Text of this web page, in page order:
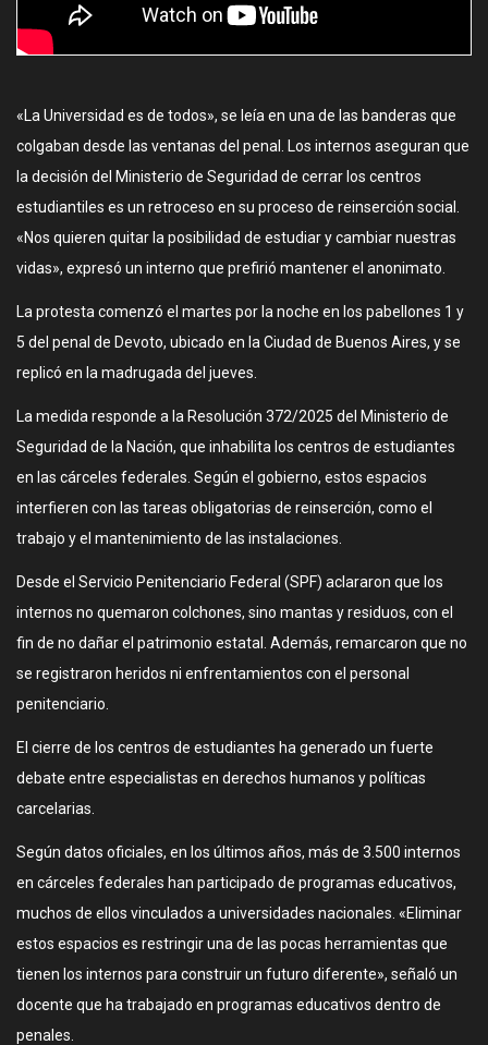
«La Universidad es de todos», se leía en una de las banderas que
colgaban desde las ventanas del penal. Los internos aseguran que
la decisión del Ministerio de Seguridad de cerrar los centros
estudiantiles es un retroceso en su proceso de reinserción social.
«Nos quieren quitar la posibilidad de estudiar y cambiar nuestras
vidas», expresó un interno que prefirió mantener el anonimato.
La protesta comenzó el martes por la noche en los pabellones 1 y
5 del penal de Devoto, ubicado en la Ciudad de Buenos Aires, y se
replicó en la madrugada del jueves.
La medida responde a la Resolución 372/2025 del Ministerio de
Seguridad de la Nación, que inhabilita los centros de estudiantes
en las cárceles federales. Según el gobierno, estos espacios
interfieren con las tareas obligatorias de reinserción, como el
trabajo y el mantenimiento de las instalaciones.
Desde el Servicio Penitenciario Federal (SPF) aclararon que los
internos no quemaron colchones, sino mantas y residuos, con el
fin de no dañar el patrimonio estatal. Además, remarcaron que no
se registraron heridos ni enfrentamientos con el personal
penitenciario.
El cierre de los centros de estudiantes ha generado un fuerte
debate entre especialistas en derechos humanos y políticas
carcelarias.
Según datos oficiales, en los últimos años, más de 3.500 internos
en cárceles federales han participado de programas educativos,
muchos de ellos vinculados a universidades nacionales. «Eliminar
estos espacios es restringir una de las pocas herramientas que
tienen los internos para construir un futuro diferente», señaló un
docente que ha trabajado en programas educativos dentro de
penales.